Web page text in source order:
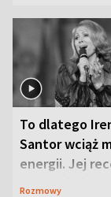
To dlatego
Santor wciąż
energii. Jej
jest zaskakująco
Rozmowy